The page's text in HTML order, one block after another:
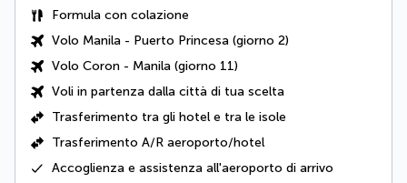
Formula con colazione
Volo Manila - Puerto Princesa (giorno 2)
Volo Coron - Manila (giorno 11)
Voli in partenza dalla città di tua scelta
Trasferimento tra gli hotel e tra le isole
Trasferimento A/R aeroporto/hotel
Accoglienza e assistenza all'aeroporto di arrivo